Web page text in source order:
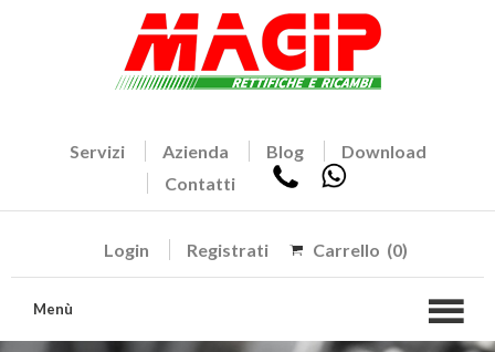
Servizi Azienda Blog
Download
Contatti
Login Registrati Carrello (0)
Menù